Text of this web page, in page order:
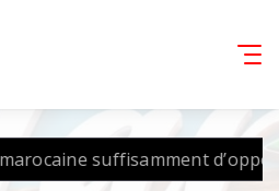
d’opportunités pour